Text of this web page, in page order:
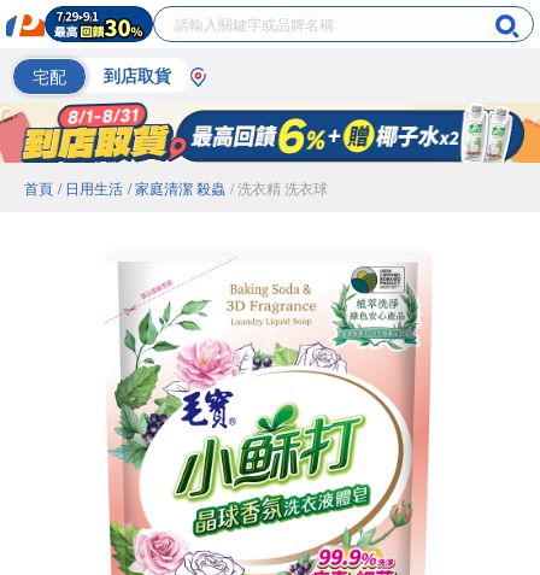
宅配 到店取貨
首頁 / 日用生活 / 家庭清潔 殺蟲 / 洗衣精 洗衣球